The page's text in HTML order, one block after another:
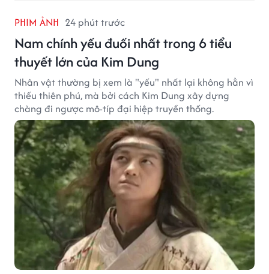
PHIM ẢNH 24 phút trước
Nam chính yếu đuối nhất trong 6 tiểu
thuyết lớn của Kim Dung
Nhân vật thường bị xem là "yếu" nhất lại không hẳn vì
thiếu thiên phú, mà bởi cách Kim Dung xây dựng
chàng đi ngược mô-típ đại hiệp truyền thống.